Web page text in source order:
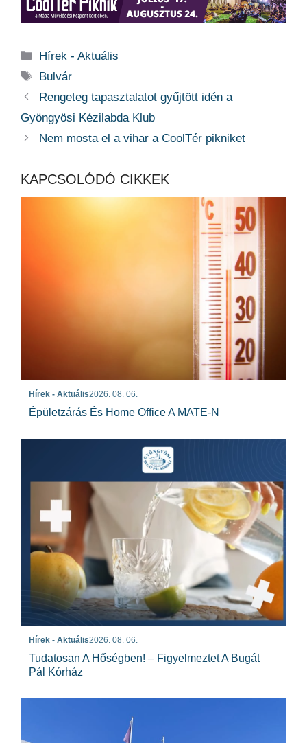
Kategória
Hírek - Aktuális
Címkék
Bulvár
Rengeteg tapasztalatot gyűjtött idén a
Gyöngyösi Kézilabda Klub
Nem mosta el a vihar a CoolTér pikniket
KAPCSOLÓDÓ CIKKEK
Hírek - Aktuális2026. 08. 06.
Épületzárás És Home Office A MATE-N
Hírek - Aktuális2026. 08. 06.
Tudatosan A Hőségben! – Figyelmeztet A Bugát
Pál Kórház